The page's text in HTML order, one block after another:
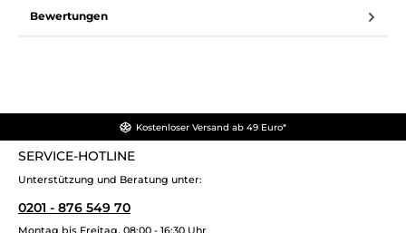
Bewertungen
Kostenloser Versand ab 49 Euro*
SERVICE-HOTLINE
Unterstützung und Beratung unter:
0201 - 876 549 70
Montag bis Freitag, 08:00 - 16:30 Uhr